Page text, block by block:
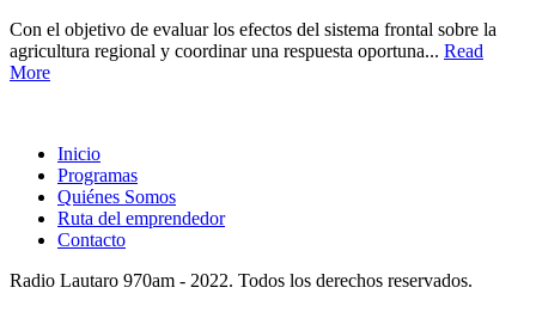
Con el objetivo de evaluar los efectos del sistema frontal sobre la
agricultura regional y coordinar una respuesta oportuna... Read
More
Inicio
Programas
Quiénes Somos
Ruta del emprendedor
Contacto
Radio Lautaro 970am - 2022. Todos los derechos reservados.